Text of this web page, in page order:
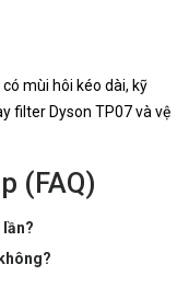
mùi hôi kéo dài, kỹ
filter Dyson TP07 và vệ
(FAQ)